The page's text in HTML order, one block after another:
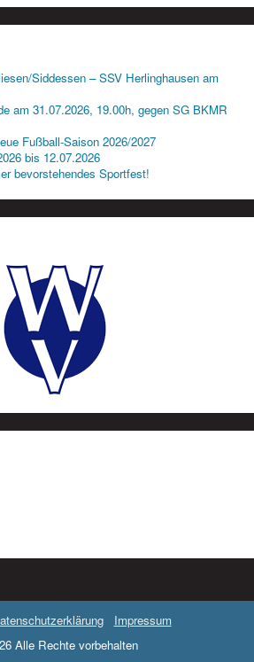
Siddessen – SSV Herlinghausen am
am 31.07.2026, 19.00h, gegen SG BKMR
Fußball-Saison 2026/2027
bis 12.07.2026
bevorstehendes Sportfest!
Impressum
Alle Rechte vorbehalten